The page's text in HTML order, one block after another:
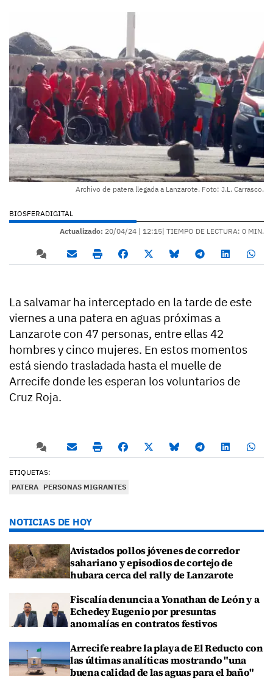
Archivo de patera llegada a Lanzarote. Foto: J.L. Carrasco.
BIOSFERADIGITAL
Actualizado: 20/04/24 | 12:15| TIEMPO DE LECTURA: 0 MIN.
La salvamar ha interceptado en la tarde de este
viernes a una patera en aguas próximas a
Lanzarote con 47 personas, entre ellas 42
hombres y cinco mujeres. En estos momentos
está siendo trasladada hasta el muelle de
Arrecife donde les esperan los voluntarios de
Cruz Roja.
ETIQUETAS:
PATERA PERSONAS MIGRANTES
NOTICIAS DE HOY
Avistados pollos jóvenes de corredor
sahariano y episodios de cortejo de
hubara cerca del rally de Lanzarote
Fiscalía denuncia a Yonathan de León y a
Echedey Eugenio por presuntas
anomalías en contratos festivos
Arrecife reabre la playa de El Reducto con
las últimas analíticas mostrando "una
buena calidad de las aguas para el baño"